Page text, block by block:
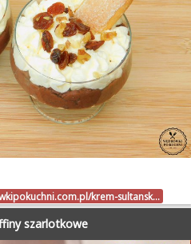
krem-sultansk…
szarlotkowe